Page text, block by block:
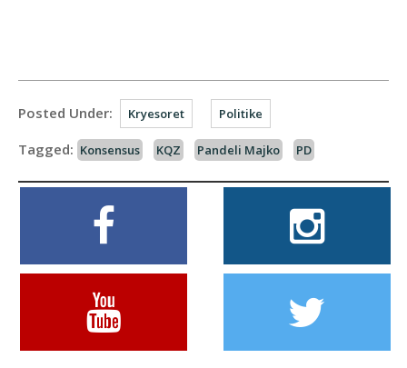
Posted Under: Kryesoret Politike
Tagged: Konsensus KQZ Pandeli Majko PD